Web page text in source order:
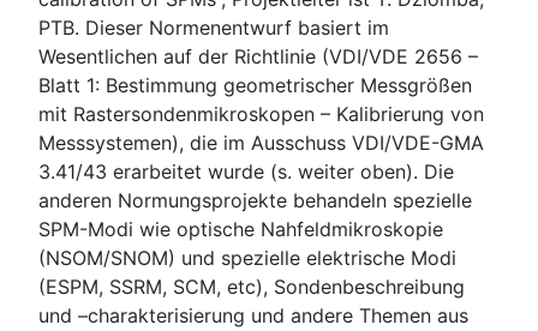
PTB. Dieser Normenentwurf basiert im
Wesentlichen auf der Richtlinie (VDI/VDE 2656 –
Blatt 1: Bestimmung geometrischer Messgrößen
mit Rastersondenmikroskopen – Kalibrierung von
Messsystemen), die im Ausschuss VDI/VDE-GMA
3.41/43 erarbeitet wurde (s. weiter oben). Die
anderen Normungsprojekte behandeln spezielle
SPM-Modi wie optische Nahfeldmikroskopie
(NSOM/SNOM) und spezielle elektrische Modi
(ESPM, SSRM, SCM, etc), Sondenbeschreibung
und –charakterisierung und andere Themen aus